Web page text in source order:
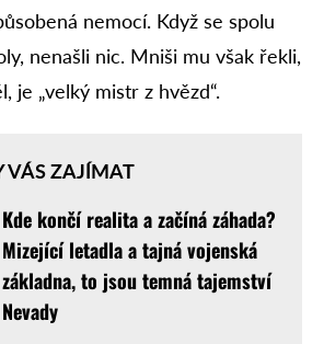
nemocí. Když se spolu
nenašli nic. Mniši mu však řekli,
je „velký mistr z hvězd“.
VÁS ZAJÍMAT
Kde končí realita a začíná záhada?
Mizející letadla a tajná vojenská
základna, to jsou temná tajemství
Nevady